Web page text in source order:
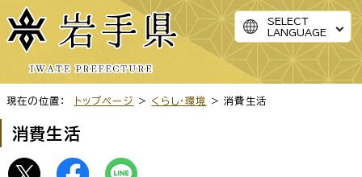
SELECT
LANGUAGE
現在の位置： トップページ > くらし・環境 > 消費生活
消費生活